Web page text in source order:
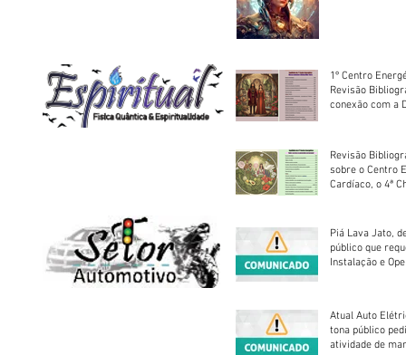
1º Centro
Revisão
conexão com a
Revisão
sobre o Centro
Cardíaco, o 4ª
Piá Lava Jato,
público que
Instalação e
Atual Auto
tona público
atividade de